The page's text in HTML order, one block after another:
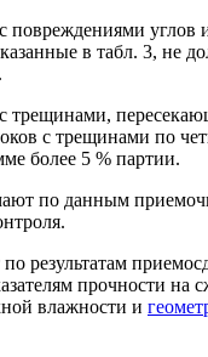
повреждениями углов
в табл. 3, не
трещинами,
с трещинами по
более 5 % партии.
по данным
результатам
прочности на
влажности и